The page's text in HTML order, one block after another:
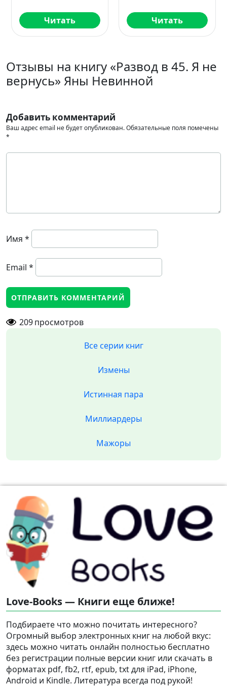
Читать Читать
Отзывы на книгу «Развод в 45. Я не
вернусь» Яны Невинной
Добавить комментарий
Ваш адрес email не будет опубликован.Обязательные поля помечены
*
Имя *
Email *
209просмотров
Все серии книг
Измены
Истинная пара
Миллиардеры
Мажоры
Love-Books — Книги еще ближе!
Подбираете что можно почитать интересного?
Огромный выбор электронных книг на любой вкус:
здесь можно читать онлайн полностью бесплатно
без регистрации полные версии книг или скачать в
форматах pdf, fb2, rtf, epub, txt для iPad, iPhone,
Android и Kindle. Литература всегда под рукой!